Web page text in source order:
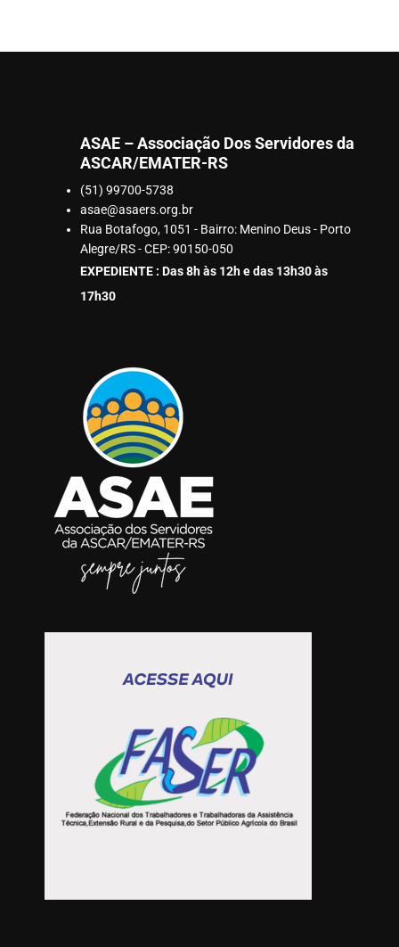
ASAE – Associação Dos Servidores da
ASCAR/EMATER-RS
(51) 99700-5738
asae@asaers.org.br
Rua Botafogo, 1051 - Bairro: Menino Deus - Porto
Alegre/RS - CEP: 90150-050
EXPEDIENTE : Das 8h às 12h e das 13h30 às
17h30